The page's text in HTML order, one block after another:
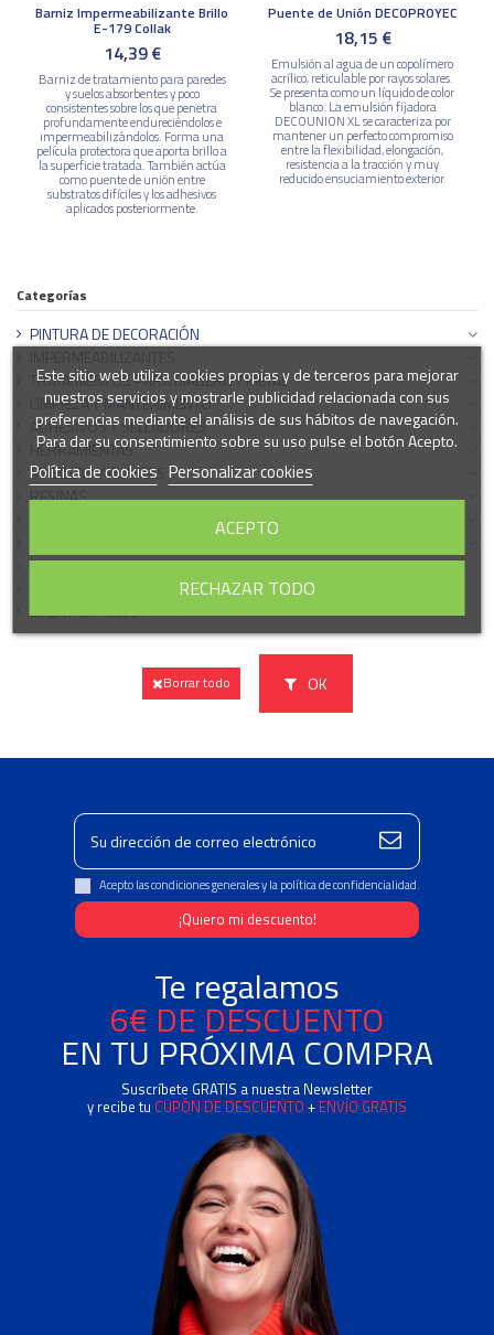
Barniz Impermeabilizante Brillo
E-179 Collak
14,39 €
Barniz de tratamiento para paredes
y suelos absorbentes y poco
consistentes sobre los que penetra
profundamente endureciéndolos e
impermeabilizándolos. Forma una
película protectora que aporta brillo a
la superficie tratada. También actúa
como puente de unión entre
substratos difíciles y los adhesivos
aplicados posteriormente.
Puente de Unión DECOPROYEC
18,15 €
Emulsión al agua de un copolímero
acrílico, reticulable por rayos solares.
Se presenta como un líquido de color
blanco. La emulsión fijadora
DECOUNION XL se caracteriza por
mantener un perfecto compromiso
entre la flexibilidad, elongación,
resistencia a la tracción y muy
reducido ensuciamiento exterior.
Categorías
PINTURA DE DECORACIÓN
TRATAMIENTOS PARA MADERA Y METAL
LIMPIEZA Y MANTENIMENTO
ADHESIVOS Y SELLADORES
HERRAMIENTAS
MASILLAS Y PLASTES
RESINAS
PACKS PROMOCIONALES
OFERTAS PISCINA
Borrar todo OK
Acepto las condiciones generales y la política de confidencialidad.
Te regalamos
6€ DE DESCUENTO
EN TU PRÓXIMA COMPRA
Suscríbete GRATIS a nuestra Newsletter
y recibe tu CUPÓN DE DESCUENTO + ENVÍO GRATIS
Este sitio web utiliza cookies propias y de terceros para mejorar
nuestros servicios y mostrarle publicidad relacionada con sus
preferencias mediante el análisis de sus hábitos de navegación.
Para dar su consentimiento sobre su uso pulse el botón Acepto.
Política de cookies Personalizar cookies
RECHAZAR TODO
ACEPTO